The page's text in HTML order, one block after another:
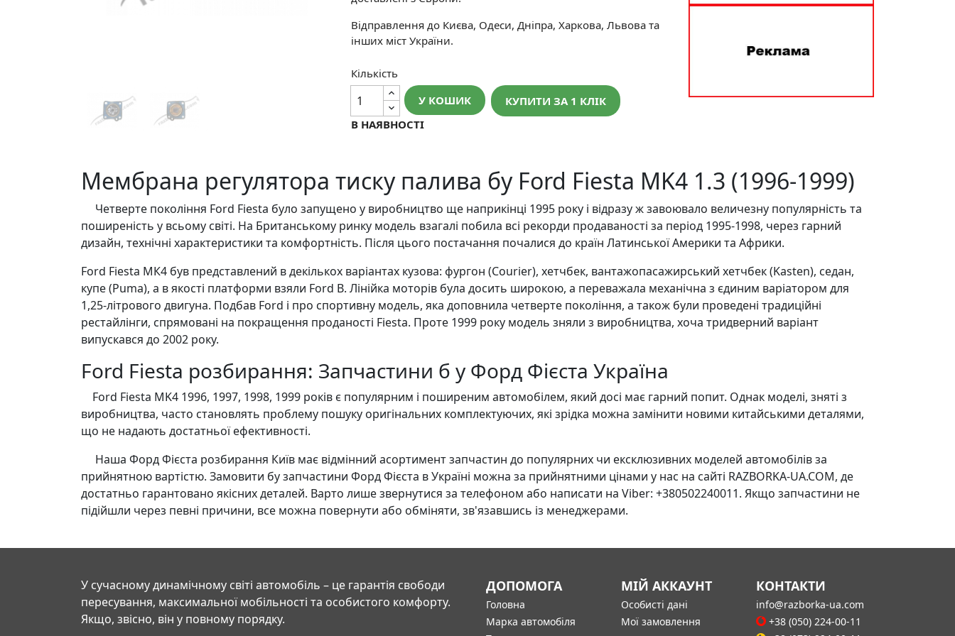
Відправлення до Києва, Одеси, Дніпра, Харкова, Львова та
інших міст України.
Кількість
У КОШИК
КУПИТИ ЗА 1 КЛIК
В НАЯВНОСТІ
Мембрана регулятора тиску палива бу Ford Fiesta MK4 1.3 (1996-1999)
Четверте покоління Ford Fiesta було запущено у виробництво ще наприкінці 1995 року і відразу ж завоювало величезну популярність та
поширеність у всьому світі. На Британському ринку модель взагалі побила всі рекорди продаваності за період 1995-1998, через гарний
дизайн, технічні характеристики та комфортність. Після цього постачання почалися до країн Латинської Америки та Африки.
Ford Fiesta МК4 був представлений в декількох варіантах кузова: фургон (Courier), хетчбек, вантажопасажирський хетчбек (Kasten), седан,
купе (Puma), а в якості платформи взяли Ford B. Лінійка моторів була досить широкою, а переважала механічна з єдиним варіатором для
1,25-літрового двигуна. Подбав Ford і про спортивну модель, яка доповнила четверте покоління, а також були проведені традиційні
рестайлінги, спрямовані на покращення проданості Fiesta. Проте 1999 року модель зняли з виробництва, хоча тридверний варіант
випускався до 2002 року.
Ford Fiesta розбирання: Запчастини б у Форд Фієста Україна
Ford Fiesta MK4 1996, 1997, 1998, 1999 років є популярним і поширеним автомобілем, який досі має гарний попит. Однак моделі, зняті з
виробництва, часто становлять проблему пошуку оригінальних комплектуючих, які зрідка можна замінити новими китайськими деталями,
що не надають достатньої ефективності.
Наша Форд Фієста розбирання Київ має відмінний асортимент запчастин до популярних чи ексклюзивних моделей автомобілів за
прийнятною вартістю. Замовити бу запчастини Форд Фієста в Україні можна за прийнятними цінами у нас на сайті RAZBORKA-UA.COM, де
достатньо гарантовано якісних деталей. Варто лише звернутися за телефоном або написати на Viber: +380502240011. Якщо запчастини не
підійшли через певні причини, все можна повернути або обміняти, зв'язавшись із менеджерами.
У сучасному динамічному світі автомобіль – це гарантія свободи
пересування, максимальної мобільності та особистого комфорту.
Якщо, звісно, він у повному порядку.
ДОПОМОГА
Головна
Марка автомобіля
МІЙ АККАУНТ
Особисті дані
Мої замовлення
КОНТАКТИ
info@razborka-ua.com
+38 (050) 224-00-11